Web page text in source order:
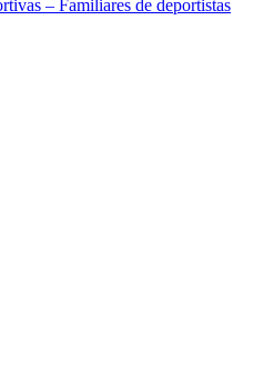
– Familiares de deportistas